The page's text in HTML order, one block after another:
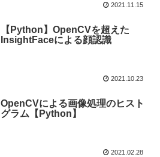
2021.11.15
【Python】OpenCVを超えた
InsightFaceによる顔認識
2021.10.23
OpenCVによる画像処理のヒスト
グラム【Python】
2021.02.28